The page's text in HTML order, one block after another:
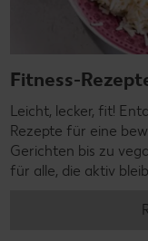
Fitness-
Leicht, lecker, fit!
Rezepte für eine
Gerichten bis zu
für alle, die aktiv